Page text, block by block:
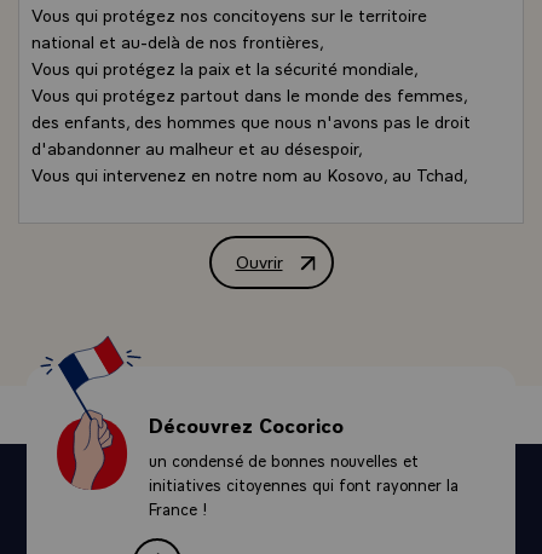
Vous qui protégez nos concitoyens sur le territoire
national et au-delà de nos frontières,
Vous qui protégez la paix et la sécurité mondiale,
Vous qui protégez partout dans le monde des femmes,
des enfants, des hommes que nous n'avons pas le droit
d'abandonner au malheur et au désespoir,
Vous qui intervenez en notre nom au Kosovo, au Tchad,
Vous êtes le fer de lance de notre diplomatie, de notre
sécurité, de notre honneur et de notre rang,
Unies, la France a participé à plus de la moitié des
opérations de maintien de la paix engagées par l'ONU
depuis 1948.
Défenseur de la paix et de l'idéal européens depuis 60
ans, nous avons relancé l'Europe de la Défense,
conscients que le temps est venu pour les Européens
d'assumer une part croissante de leur sécurité. Nous
avons lancé l'an dernier l'opération Atalante contre la
piraterie au large des côtes de Somalie. C'est la sécurité
Ouvrir
Déclaration de M. Nicolas Sarkozy,
Découvrez Cocorico
un condensé de bonnes nouvelles et
initiatives citoyennes qui font rayonner la
France !